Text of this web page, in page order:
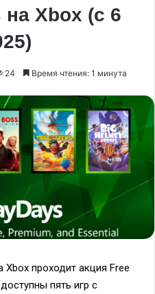
Xbox (с 6
24 Время чтения: 1 минута
проходит акция Free
пять игр с